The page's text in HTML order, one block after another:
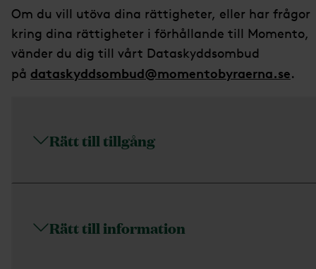
Om du vill utöva dina rättigheter, eller har frågor
kring dina rättigheter i förhållande till Momento,
vänder du dig till vårt Dataskyddsombud
på dataskyddsombud@momentobyraerna.se.
Rätt till tillgång
Rätt till information